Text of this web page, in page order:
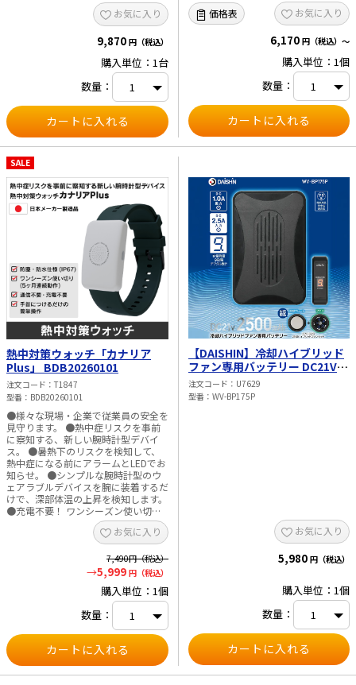
お気に入り
9,870 円（税込）
購入単位：1台
数量：
●充電式で繰り返し使用可能 1回の充
電で約20時間稼働します。 ■仕様 ・
本体サイズ：48×25.5×15.13mm
・ベルト追加サイズ：
268×25.5×15.13mm ・腕周りサ
イズ：130～220mm ・通知方法：
音、光、振動 ・材質 本体：PC ベル
ト：シリコン ・電池：リチウムイ
オン 3.7V、120mAh ・動作環
境：-10～50℃ ・防水・防塵：
IP67 ・充電方法：マグネットを使っ
た端子接触充電 ・充電回数：300
回 ・充電時間：1.5～2時間 ・稼
得間隔：9分間の間に4分間 ・
ON/OFF機能：電源スイッチあり ・セ
ット内容：本体、充電器（専用アダ
プター）、説明書 ・重量：約25g
※本製品は医療機器ではありませ
価格表 お気に入り
6,170 円（税込）～
購入単位：1個
数量：
SALE
熱中対策ウォッチ「カナリア
Plus」 BDB20260101
注文コード
T1847
型番
BDB20260101
●様々な現場・企業で従業員の安全を
見守ります。 ●熱中症リスクを事前
に察知する、新しい腕時計型デバイ
ス。 ●暑熱下のリスクを検知して、
熱中症になる前にアラームとLEDでお
知らせ。 ●シンプルな腕時計型のウ
ェアラブルデバイスを腕に装着するだ
けで、深部体温の上昇を検知します。
●充電不要！ ワンシーズン使い切り
というコンセプトで、5ヶ月連続使用
できるため充電する手間はありませ
ん。 ●説明不要！ Wi-FiやBluetooth
などの通信接続機能はあえて搭載せ
ず、シンプルなつくりを徹底。 ●メ
ンテナンス不要！ 安心のIP67、シン
プルかつ防水・堅牢なつくりで、手入
れをする必要すらなく、過酷な現場で
も活躍します。 ●機械操作に慣れて
いない方でも直感的に使用可能。 ●
外気温の影響に左右されず、深部体温
の上昇にのみ反応する高い精度。 ■
仕様 ・サイズ：幅27mm×高さ
13mm×奥行45mm ・重量：30g ・
お気に入り
7,490円（税込）
5,999 円（税込）
購入単位：1個
数量：
【DAISHIN】冷却ハイブリッド
ファン専用バッテリー DC21V
2500mAh WV-BP175P
注文コード
U7629
型番
WV-BP175P
お気に入り
5,980 円（税込）
購入単位：1個
数量：